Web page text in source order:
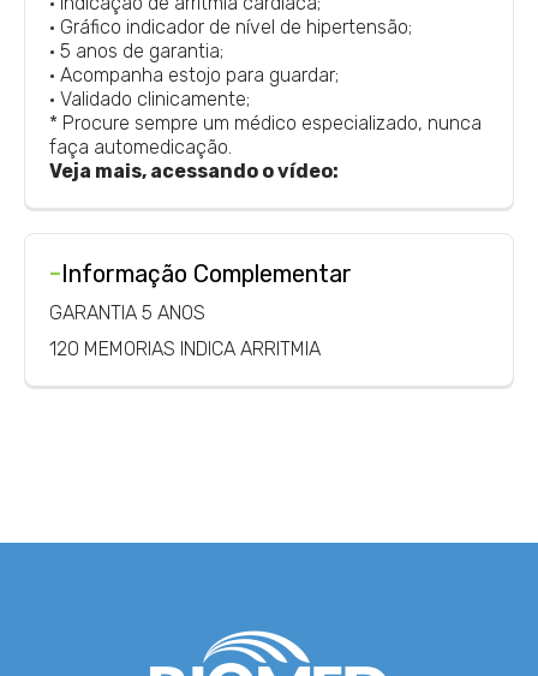
• Gráfico indicador de nível de hipertensão;
• 5 anos de garantia;
• Acompanha estojo para guardar;
• Validado clinicamente;
* Procure sempre um médico especializado, nunca
faça automedicação.
Veja mais, acessando o vídeo:
-Informação Complementar
GARANTIA 5 ANOS
120 MEMORIAS INDICA ARRITMIA